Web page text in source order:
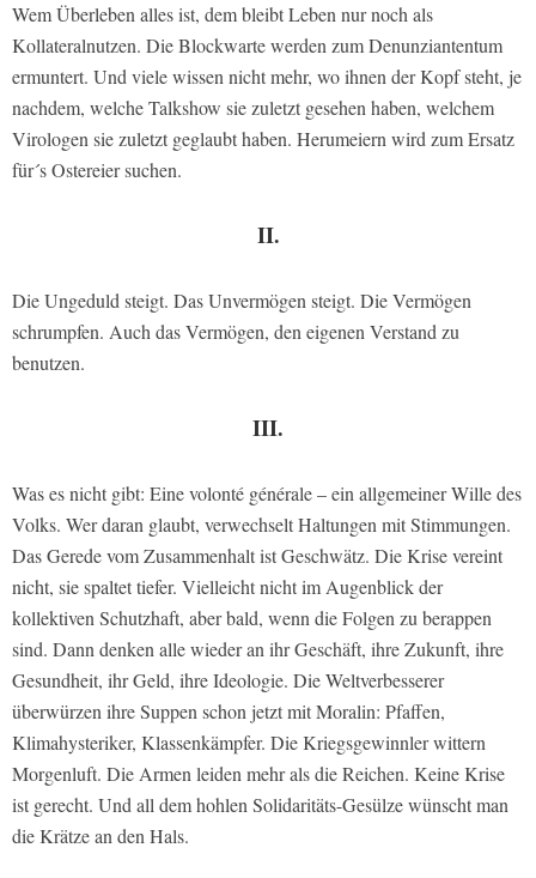
Wem Überleben alles ist, dem bleibt Leben nur noch als
Kollateralnutzen. Die Blockwarte werden zum Denunziantentum
ermuntert. Und viele wissen nicht mehr, wo ihnen der Kopf steht, je
nachdem, welche Talkshow sie zuletzt gesehen haben, welchem
Virologen sie zuletzt geglaubt haben. Herumeiern wird zum Ersatz
für´s Ostereier suchen.
II.
Die Ungeduld steigt. Das Unvermögen steigt. Die Vermögen
schrumpfen. Auch das Vermögen, den eigenen Verstand zu
benutzen.
III.
Was es nicht gibt: Eine volonté générale – ein allgemeiner Wille des
Volks. Wer daran glaubt, verwechselt Haltungen mit Stimmungen.
Das Gerede vom Zusammenhalt ist Geschwätz. Die Krise vereint
nicht, sie spaltet tiefer. Vielleicht nicht im Augenblick der
kollektiven Schutzhaft, aber bald, wenn die Folgen zu berappen
sind. Dann denken alle wieder an ihr Geschäft, ihre Zukunft, ihre
Gesundheit, ihr Geld, ihre Ideologie. Die Weltverbesserer
überwürzen ihre Suppen schon jetzt mit Moralin: Pfaffen,
Klimahysteriker, Klassenkämpfer. Die Kriegsgewinnler wittern
Morgenluft. Die Armen leiden mehr als die Reichen. Keine Krise
ist gerecht. Und all dem hohlen Solidaritäts-Gesülze wünscht man
die Krätze an den Hals.